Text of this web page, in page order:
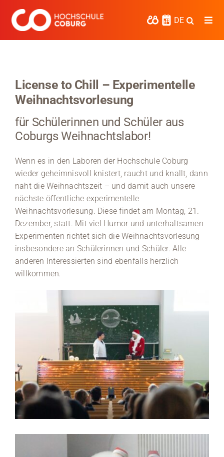
Inhalt
springen
DE
Kooperieren
Hochschule Coburg
Entdecke die Region
Informationen für …
Kontakt
Medien
Stellenangebote
Veranstaltungen
License to Chill – Experimentelle
Weihnachtsvorlesung
für Schülerinnen und Schüler aus
Coburgs Weihnachtslabor!
Wenn es in den Laboren der Hochschule Coburg
wieder geheimnisvoll knistert, raucht und knallt, dann
naht die Weihnachtszeit – und damit auch unsere
nächste öffentliche experimentelle
Weihnachtsvorlesung. Diese findet am Montag, 21.
Dezember, statt. Mit viel Humor und unterhaltsamen
Experimenten richtet sich die Weihnachtsvorlesung
insbesondere an Schülerinnen und Schüler. Alle
anderen Interessierten sind ebenfalls herzlich
willkommen.